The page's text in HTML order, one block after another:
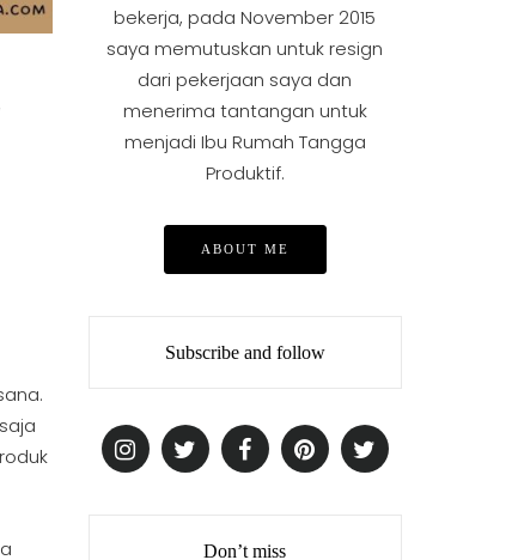
bekerja, pada November 2015
saya memutuskan untuk resign
dari pekerjaan saya dan
menerima tantangan untuk
menjadi Ibu Rumah Tangga
Produktif.
ABOUT ME
Subscribe and follow
Don’t miss